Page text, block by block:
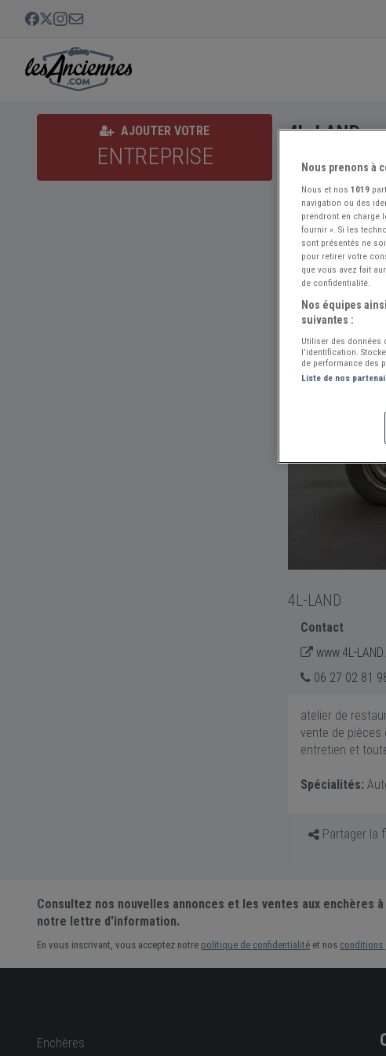
AJOUTER VOTRE
ENTREPRISE
4L-LAND
4L-LAND
Contact
www.4L-
06 27 02 81
atelier de
vente de pièces
entretien et
Spécialités:
Partager la
Consultez nos nouvelles annonces et les ventes aux enchères
notre lettre d'information.
En vous inscrivant, vous acceptez notre politique de confidentialité et nos conditions
Enchères
Nous prenons à
Nous et nos 1019
navigation ou des
prendront en charge
fournir ». Si les
sont présentés ne
pour retirer votre
que vous avez fait
de confidentialité.
Nos équipes
suivantes :
Utiliser des données
l’identification.
de performance des
Liste de nos